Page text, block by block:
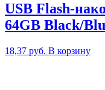
USB Flash-
64GB Black/
18,37 руб. В корзину